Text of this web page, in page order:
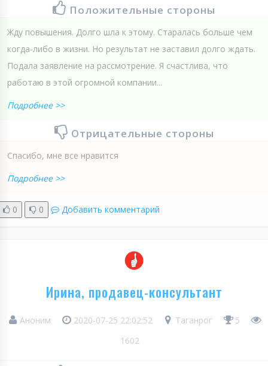
Положительные стороны
Жду повышения. Долго шла к этому. Старалась больше чем
когда-либо в жизни. Но результат не заставил долго ждать.
Подала заявление на рассмотрение. Я счастлива, что
работаю в этой огромной компании...
Подробнее >>
Отрицательные стороны
Спасибо, мне все нравится
Подробнее >>
0 0 Добавить комментарий
Ирина, продавец-консультант
Аноним 2020-07-25 22:02:52 Таганрог
5
1602